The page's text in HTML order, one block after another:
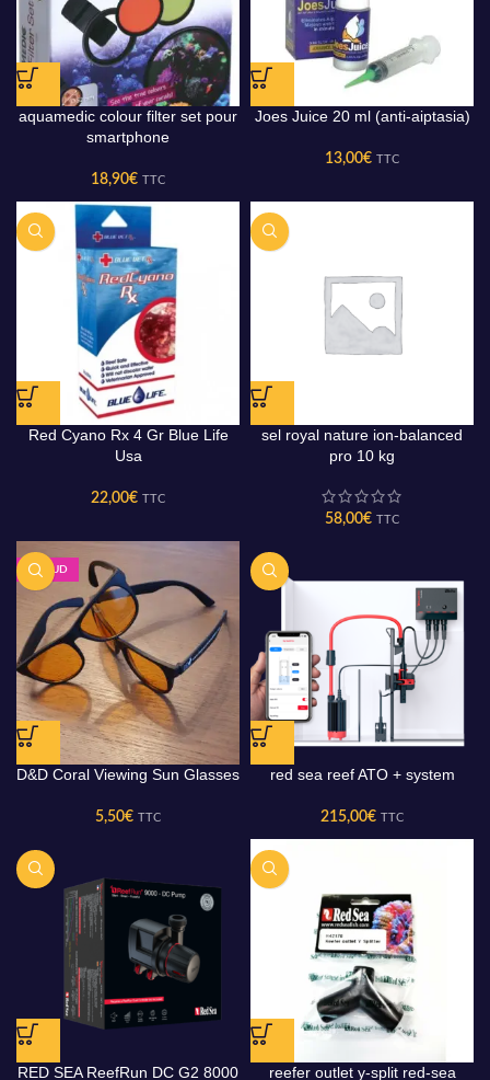
aquamedic colour filter set pour
smartphone
18,90€ TTC
Joes Juice 20 ml (anti-aiptasia)
13,00€ TTC
Red Cyano Rx 4 Gr Blue Life
Usa
22,00€ TTC
sel royal nature ion-balanced
pro 10 kg
58,00€ TTC
CHAUD
D&D Coral Viewing Sun Glasses
5,50€ TTC
red sea reef ATO + system
215,00€ TTC
RED SEA ReefRun DC G2 8000 reefer outlet y-split red-sea